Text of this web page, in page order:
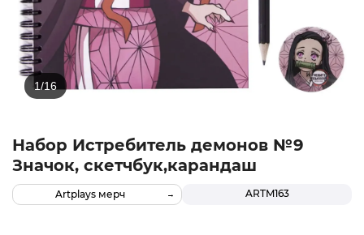
Набор Истребитель демонов №9
Значок, скетчбук,карандаш
ARTM163
Artplays мерч